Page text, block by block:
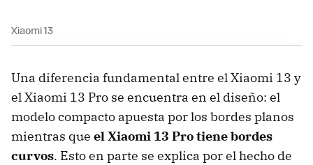
Xiaomi 13
Una diferencia fundamental entre el Xiaomi 13 y
el Xiaomi 13 Pro se encuentra en el diseño: el
modelo compacto apuesta por los bordes planos
mientras que el Xiaomi 13 Pro tiene bordes
curvos. Esto en parte se explica por el hecho de